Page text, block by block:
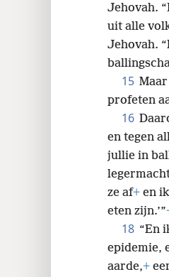
Jehovah.
uit alle
Jehovah.
15
profeten
16
en tegen
jullie in
ze af+ en
eten zijn.’”
18 “En
epidemie,
aarde,+